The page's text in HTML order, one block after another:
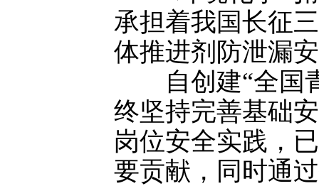
承担着我国长征
体推进剂防泄漏
自创建“全国青
终坚持完善基础
岗位安全实践，
要贡献，同时通